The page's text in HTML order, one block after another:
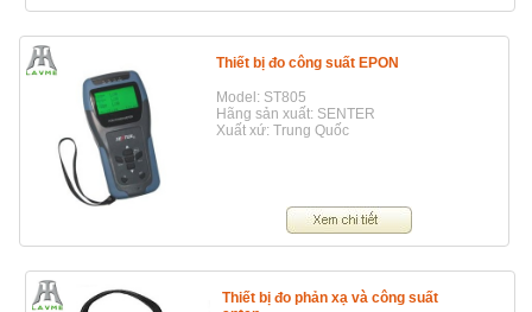
Thiết bị đo công suất EPON
Model: ST805
Hãng sản xuất: SENTER
Xuất xứ: Trung Quốc
Thiết bị đo phản xạ và công suất